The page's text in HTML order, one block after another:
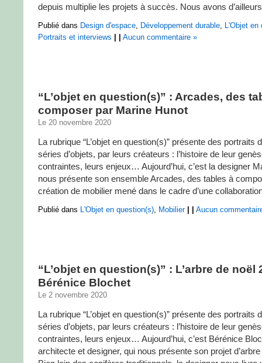
depuis multiplie les projets à succès. Nous avons
Publié dans Design d'espace, Développement durable, L'Objet en
Portraits et interviews
Aucun commentaire »
“L’objet en question(s)” : Arcades, des
composer par Marine Hunot
Le 20 novembre 2020
La rubrique “L’objet en question(s)” présente des portraits
séries d’objets, par leurs créateurs : l’histoire de leur
contraintes, leurs enjeux… Aujourd’hui, c’est la designer
nous présente son ensemble Arcades, des tables à
création de mobilier mené dans le cadre d’une
Publié dans L'Objet en question(s), Mobilier Aucun
“L’objet en question(s)” : L’arbre de noël
Bérénice Blochet
Le 2 novembre 2020
La rubrique “L’objet en question(s)” présente des portraits
séries d’objets, par leurs créateurs : l’histoire de leur
contraintes, leurs enjeux… Aujourd’hui, c’est Bérénice
architecte et designer, qui nous présente son projet